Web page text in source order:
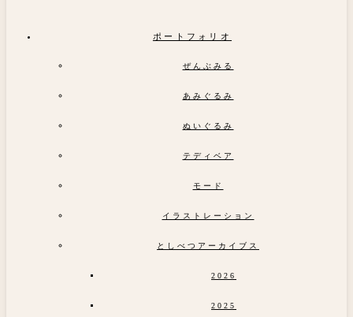
ポートフォリオ
ぜんぶみる
あみぐるみ
ぬいぐるみ
テディベア
モード
イラストレーション
としべつアーカイブス
2026
2025